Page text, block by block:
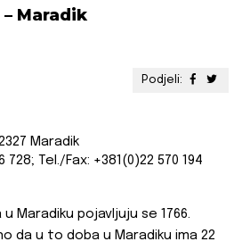
Maradik
Podjeli:
Maradik
728; Tel./Fax: +381(0)22 570 194
Maradiku pojavljuju se 1766.
da u to doba u Maradiku ima 22